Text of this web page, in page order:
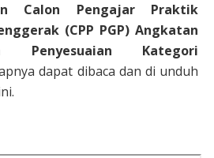
Calon Pengajar Praktik
(CPP PGP) Angkatan
Penyesuaian Kategori
dapat dibaca dan di unduh